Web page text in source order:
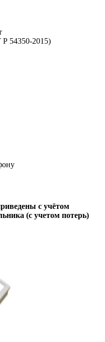
54350-2015)
с учётом
(с учетом потерь)